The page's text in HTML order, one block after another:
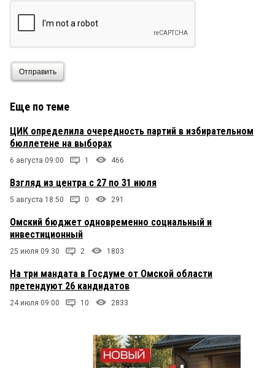
Обращаю особое внимание! Может УК РФ?
Почему кому давать субсидию решает комиссия?
Омскинформ кормился и до сих пор кормится от
руки Буркова и Ко. Просто решили пыль в глаза
пустить перед новым врио. Стратег Заремба.
Последите за новостями на сайте омскинформ и
поймете через кого они кормятся. Даже
сегодняшними.
Бывалый 10 апреля 2023 в 12:27:
Вот сейчас и посмотрим кто такой врио. Если
не отменят, то значит врио в чистом виде
«преемник» и зря народ радовался, что пришёл
конец «омскэлектроподобию и
зеоносибириобразию».
Скептик 9 апреля 2023 в 20:02:
По существу законность схемы не без сомнений.
пока государство не стало считать иначе. Если
такое будет мультиплицироваться, то уровень
легальноти сразу понизится.
Отправить
Еще по теме
ЦИК определила очередность партий в избирательном
бюллетене на выборах
6 августа 09:00 1 466
Взгляд из центра с 27 по 31 июля
5 августа 18:50 0 291
Омский бюджет одновременно социальный и
инвестиционный
25 июля 09:30 2 1803
На три мандата в Госдуме от Омской области
претендуют 26 кандидатов
24 июля 09:00 10 2833